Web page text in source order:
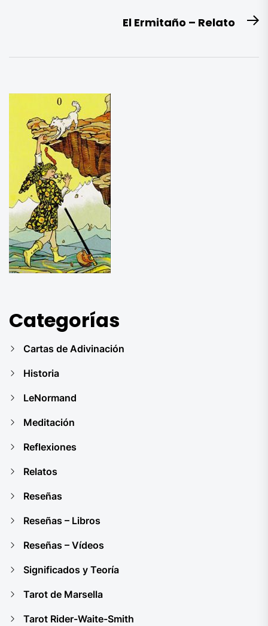
El Ermitaño – Relato
Categorías
Cartas de Adivinación
Historia
LeNormand
Meditación
Reflexiones
Relatos
Reseñas
Reseñas – Libros
Reseñas – Vídeos
Significados y Teoría
Tarot de Marsella
Tarot Rider-Waite-Smith